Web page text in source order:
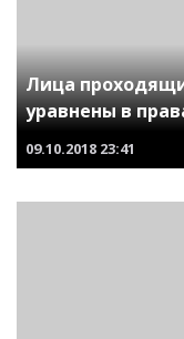
Лица
уравнены в
09.10.2018 23:41